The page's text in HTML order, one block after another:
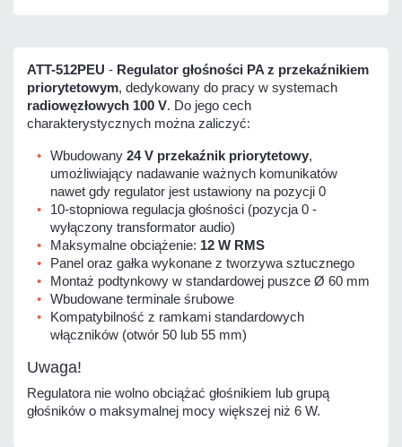
ATT-512PEU - Regulator głośności PA z przekaźnikiem
priorytetowym, dedykowany do pracy w systemach
radiowęzłowych 100 V. Do jego cech
charakterystycznych można zaliczyć:
Wbudowany 24 V przekaźnik priorytetowy,
umożliwiający nadawanie ważnych komunikatów
nawet gdy regulator jest ustawiony na pozycji 0
10-stopniowa regulacja głośności (pozycja 0 -
wyłączony transformator audio)
Maksymalne obciążenie: 12 W RMS
Panel oraz gałka wykonane z tworzywa sztucznego
Montaż podtynkowy w standardowej puszce Ø 60 mm
Wbudowane terminale śrubowe
Kompatybilność z ramkami standardowych
włączników (otwór 50 lub 55 mm)
Uwaga!
Regulatora nie wolno obciążać głośnikiem lub grupą
głośników o maksymalnej mocy większej niż 6 W.